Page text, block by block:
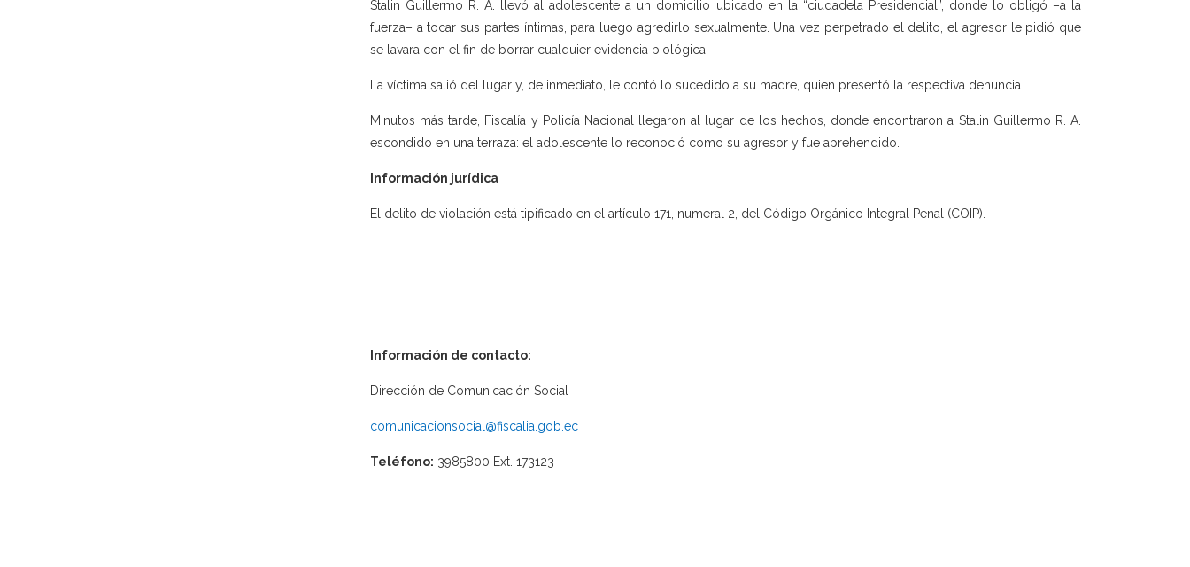
Stalin Guillermo R. A. llevó al adolescente a un domicilio ubicado en la “ciudadela Presidencial”, donde lo obligó –a la
fuerza– a tocar sus partes íntimas, para luego agredirlo sexualmente. Una vez perpetrado el delito, el agresor le pidió que
se lavara con el fin de borrar cualquier evidencia biológica.
La víctima salió del lugar y, de inmediato, le contó lo sucedido a su madre, quien presentó la respectiva denuncia.
Minutos más tarde, Fiscalía y Policía Nacional llegaron al lugar de los hechos, donde encontraron a Stalin Guillermo R. A.
escondido en una terraza: el adolescente lo reconoció como su agresor y fue aprehendido.
Información jurídica
El delito de violación está tipificado en el artículo 171, numeral 2, del Código Orgánico Integral Penal (COIP).
Información de contacto:
Dirección de Comunicación Social
comunicacionsocial@fiscalia.gob.ec
Teléfono: 3985800 Ext. 173123